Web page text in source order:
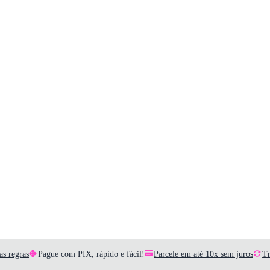
regras Pague com PIX, rápido e fácil! Parcele em até 10x sem juros